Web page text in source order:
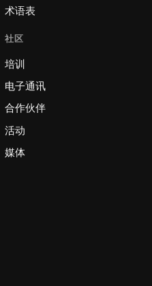
术语表
社区
培训
电子通讯
合作伙伴
活动
媒体